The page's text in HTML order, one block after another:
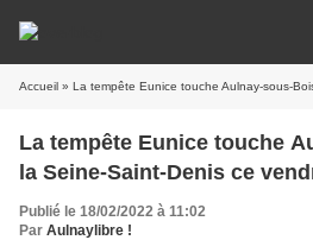
Accueil » La tempête Eunice touche Aulnay-sous-
La tempête Eunice touche
la Seine-Saint-Denis ce
Publié le 18/02/2022 à 11:02
Par Aulnaylibre !